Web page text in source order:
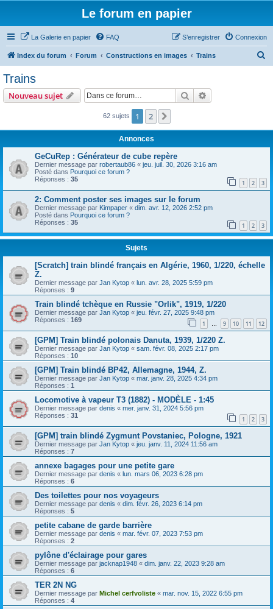
Le forum en papier
La Galerie en papier FAQ Connexion
S’enregistrer
Index du forum Forum Constructions en images Trains
r
Trains
Nouveau sujet Rechercher
62 sujets 1 2
Annonces
GeCuRep : Générateur de cube repère
Dernier message par robertaub86 « jeu. juil. 30, 2026 3:16 am
Posté dans Pourquoi ce forum ?
Réponses : 35 1 2 3
2: Comment poster ses images sur le forum
Dernier message par Kimpaper « dim. avr. 12, 2026 2:52 pm
Posté dans Pourquoi ce forum ?
Réponses : 35 1 2 3
Sujets
[Scratch] train blindé français en Algérie, 1960, 1/220, échelle
Z.
Dernier message par Jan Kytop « lun. avr. 28, 2025 5:59 pm
Réponses : 9
Train blindé tchèque en Russie "Orlik", 1919, 1/220
Dernier message par Jan Kytop « jeu. févr. 27, 2025 9:48 pm
Réponses : 169 1 … 9 10 11 12
[GPM] Train blindé polonais Danuta, 1939, 1/220 Z.
Dernier message par Jan Kytop « sam. févr. 08, 2025 2:17 pm
Réponses : 10
[GPM] Train blindé BP42, Allemagne, 1944, Z.
Dernier message par Jan Kytop « mar. janv. 28, 2025 4:34 pm
Réponses : 1
Locomotive à vapeur T3 (1882) - MODÈLE - 1:45
Dernier message par denis « mer. janv. 31, 2024 5:56 pm
Réponses : 31 1 2 3
[GPM] train blindé Zygmunt Povstaniec, Pologne, 1921
Dernier message par Jan Kytop « jeu. janv. 11, 2024 11:56 am
Réponses : 7
annexe bagages pour une petite gare
Dernier message par denis « lun. mars 06, 2023 6:28 pm
Réponses : 6
Des toilettes pour nos voyageurs
Dernier message par denis « dim. févr. 26, 2023 6:14 pm
Réponses : 5
petite cabane de garde barrière
Dernier message par denis « mar. févr. 07, 2023 7:53 pm
Réponses : 2
pylône d'éclairage pour gares
Dernier message par jacknap1948 « dim. janv. 22, 2023 9:28 am
Réponses : 6
TER 2N NG
Dernier message par Michel cerfvoliste « mar. nov. 15, 2022 6:55 pm
Réponses : 4